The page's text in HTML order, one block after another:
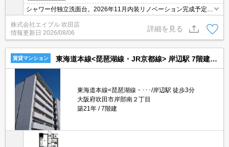
シャワー付独立洗面台。2026年11月内装リノベーション完成予定。
宅配ボックスあり。防犯カメラ付きマンション。2口ガスコンロ
付。シャワー付独立洗面台。TVモニターホン有。Wi-Fi無料。
株式会社エイブル 吹田店
情報更新日 2026/08/06
詳細を見る
賃貸マンション 東海道本線<琵琶湖線・JR京都線> 岸辺駅 7階建 築21年
東海道本線<琵琶湖線・･･･/岸辺駅 徒歩3分
大阪府吹田市岸部南２丁目
築21年
7階建